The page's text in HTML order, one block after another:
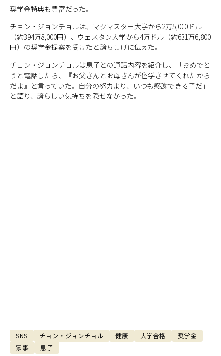
奨学金特典も豊富だった。
チョン・ジョンチョルは、マクマスター大学から2万5,000ドル
（約394万8,000円）、ウェスタン大学から4万ドル（約631万6,800
円）の奨学金提案を受けたと誇らしげに伝えた。
チョン・ジョンチョルは息子との通話内容を紹介し、「おめでと
うと電話したら、『お父さんとお母さんが留学させてくれたから
だよ』と言っていた。自分の努力より、いつも感謝できる子だ」
と語り、誇らしい気持ちを隠せなかった。
SNS チョン・ジョンチョル 健康 大学合格
奨学金
家事
息子